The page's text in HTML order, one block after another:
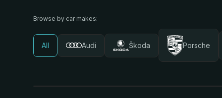
Browse by car makes:
All Audi Škoda Porsche
View